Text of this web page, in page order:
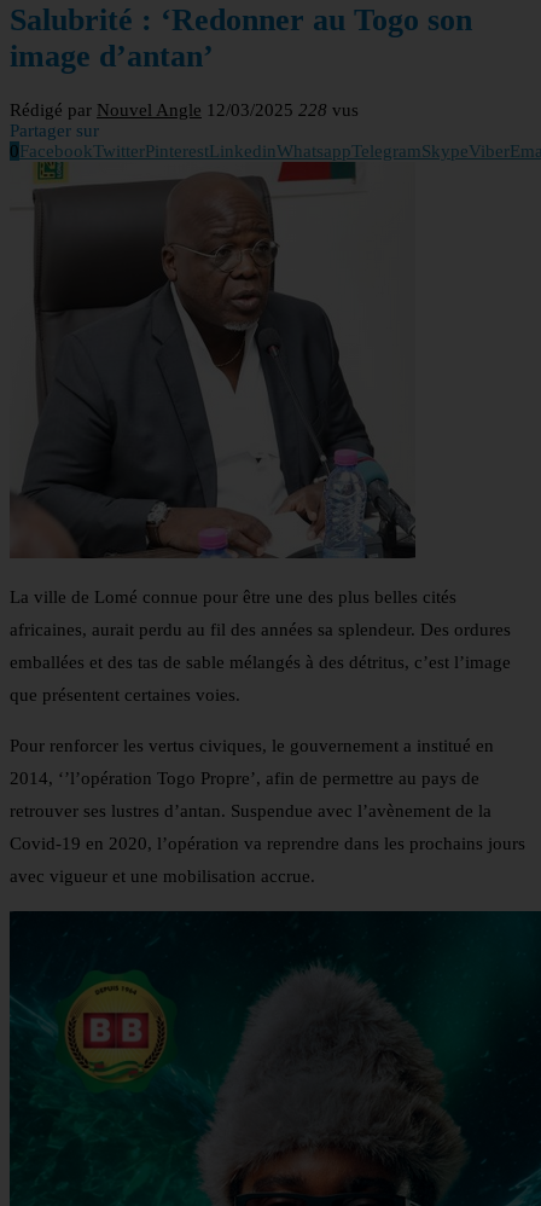
Salubrité : ‘Redonner au Togo son
image d’antan’
Rédigé par Nouvel Angle 12/03/2025 228 vus
Partager sur
0FacebookTwitterPinterestLinkedinWhatsappTelegramSkypeViber
La ville de Lomé connue pour être une des plus belles cités
africaines, aurait perdu au fil des années sa splendeur. Des ordures
emballées et des tas de sable mélangés à des détritus, c’est l’image
que présentent certaines voies.
Pour renforcer les vertus civiques, le gouvernement a institué en
2014, ‘’l’opération Togo Propre’, afin de permettre au pays de
retrouver ses lustres d’antan. Suspendue avec l’avènement de la
Covid-19 en 2020, l’opération va reprendre dans les prochains jours
avec vigueur et une mobilisation accrue.